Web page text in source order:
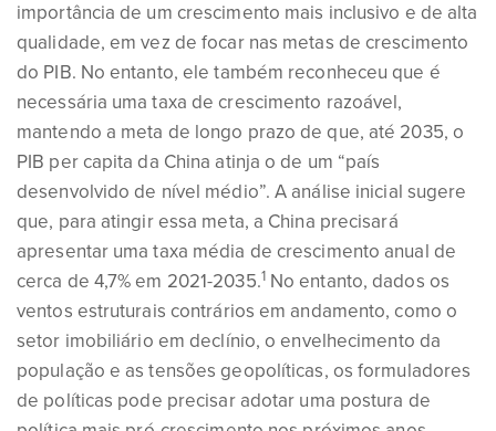
importância de um crescimento mais inclusivo e de alta
qualidade, em vez de focar nas metas de crescimento
do PIB. No entanto, ele também reconheceu que é
necessária uma taxa de crescimento razoável,
mantendo a meta de longo prazo de que, até 2035, o
PIB per capita da China atinja o de um “país
desenvolvido de nível médio”. A análise inicial sugere
que, para atingir essa meta, a China precisará
apresentar uma taxa média de crescimento anual de
cerca de 4,7% em 2021-2035.1No entanto, dados os
ventos estruturais contrários em andamento, como o
setor imobiliário em declínio, o envelhecimento da
população e as tensões geopolíticas, os formuladores
de políticas pode precisar adotar uma postura de